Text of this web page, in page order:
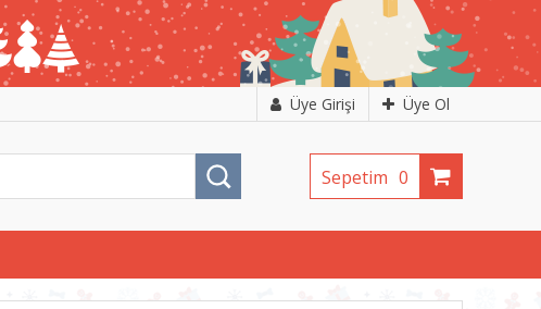
Üye Girişi Üye Ol
Sepetim 0